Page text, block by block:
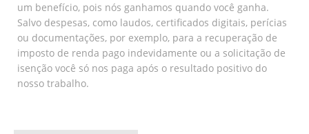
um benefício, pois nós ganhamos quando você ganha.
Salvo despesas, como laudos, certificados digitais, perícias
ou documentações, por exemplo, para a recuperação de
imposto de renda pago indevidamente ou a solicitação de
isenção você só nos paga após o resultado positivo do
nosso trabalho.